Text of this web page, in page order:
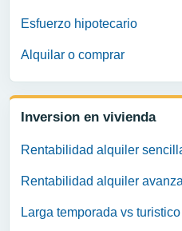
Esfuerzo hipotecario
Alquilar o comprar
Inversion en vivienda
Rentabilidad alquiler
Rentabilidad alquiler
Larga temporada vs turistico